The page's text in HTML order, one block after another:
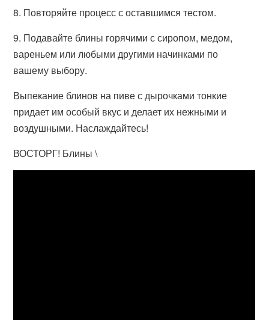
8. Повторяйте процесс с оставшимся тестом.
9. Подавайте блины горячими с сиропом, медом,
вареньем или любыми другими начинками по
вашему выбору.
Выпекание блинов на пиве с дырочками тонкие
придает им особый вкус и делает их нежными и
воздушными. Наслаждайтесь!
ВОСТОРГ! Блины \